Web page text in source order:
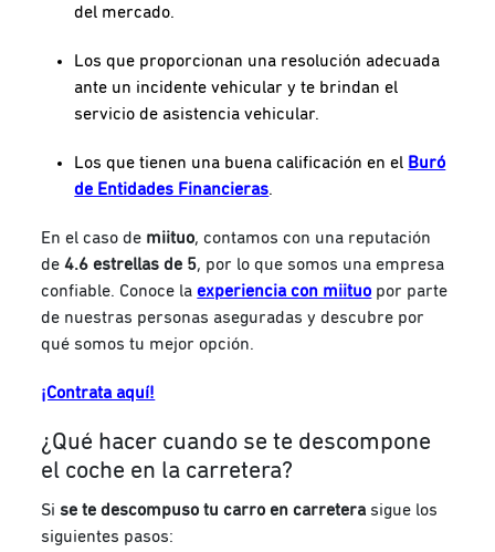
del mercado.
Los que proporcionan una resolución adecuada
ante un incidente vehicular y te brindan el
servicio de asistencia vehicular.
Los que tienen una buena calificación en el Buró
de Entidades Financieras.
En el caso de miituo, contamos con una reputación
de4.6 estrellas de 5, por lo que somos una empresa
confiable. Conoce laexperiencia con miituo por parte
de nuestras personas aseguradas y descubre por
qué somos tu mejor opción.
¡Contrata aquí!
¿Qué hacer cuando se te descompone
el coche en la carretera?
Sise te descompuso tu carro en carretera sigue los
siguientes pasos: